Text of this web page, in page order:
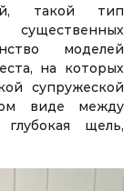
такой тип
моделей
на которых
супружеской
виде между
щель,